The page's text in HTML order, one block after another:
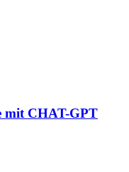
mit CHAT-GPT